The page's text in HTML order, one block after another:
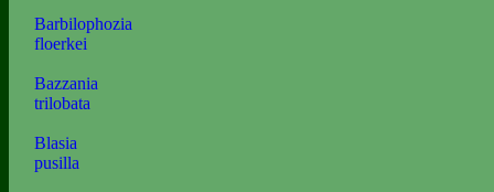
Barbilophozia
floerkei
Bazzania
trilobata
Blasia
pusilla